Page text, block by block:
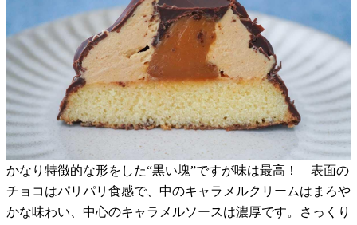
かなり特徴的な形をした“黒い塊”ですが味は最高！ 表面の
チョコはパリパリ食感で、中のキャラメルクリームはまろや
かな味わい、中心のキャラメルソースは濃厚です。さっくり